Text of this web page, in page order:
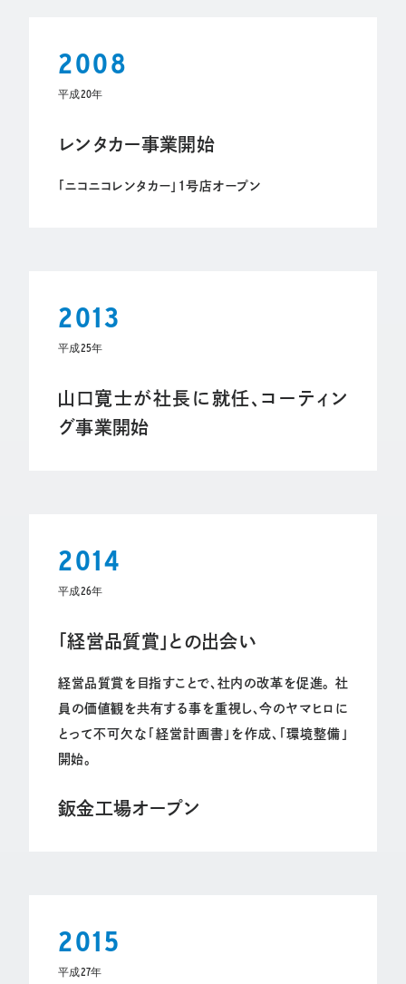
2008
平成20年
レンタカー事業開始
「ニコニコレンタカー」1号店オープン
2013
平成25年
山口寛士が社長に就任、コーティン
グ事業開始
2014
平成26年
「経営品質賞」との出会い
経営品質賞を目指すことで、社内の改革を促進。 社
員の価値観を共有する事を重視し、今のヤマヒロに
とって不可欠な「経営計画書」を作成、「環境整備」
開始。
鈑金工場オープン
2015
平成27年